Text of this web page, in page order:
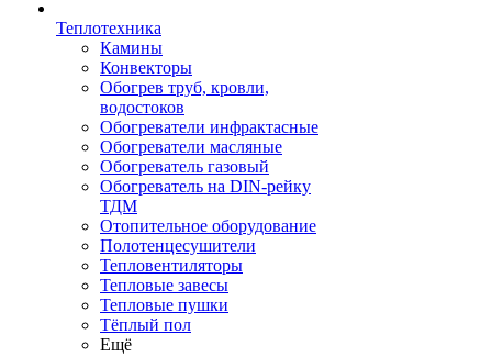
Теплотехника
Камины
Конвекторы
Обогрев труб, кровли,
водостоков
Обогреватели инфрактасные
Обогреватели масляные
Обогреватель газовый
Обогреватель на DIN-рейку
ТДМ
Отопительное оборудование
Полотенцесушители
Тепловентиляторы
Тепловые завесы
Тепловые пушки
Тёплый пол
Ещё